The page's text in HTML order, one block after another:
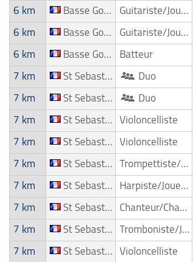
6 km Basse Goulaine Guitariste/Joueur de guitare
6 km Basse Goulaine Guitariste/Joueur de guitare
6 km Basse Goulaine Batteur
7 km St Sebastien Sur Loire Duo
7 km St Sebastien Sur Loire Duo
7 km St Sebastien Sur Loire Violoncelliste
7 km St Sebastien Sur Loire Violoncelliste
7 km St Sebastien Sur Loire Trompettiste/Joueur de trompete
7 km St Sebastien Sur Loire Harpiste/Joueur de harpe
7 km St Sebastien Sur Loire Chanteur/Chanteuse
7 km St Sebastien Sur Loire Tromboniste/Joueur de trombone
7 km St Sebastien Sur Loire Violoncelliste